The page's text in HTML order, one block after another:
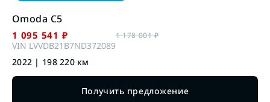
Omoda C5
1 095 541 ₽
VIN LVVDB21B7ND372089
1 178 001₽
2022 | 198 220км
Получить предложение